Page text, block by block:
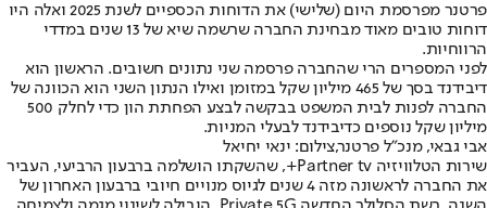
פרטנר מפרסמת היום (שלישי) את הדוחות הכספיים לשנת 2025 ואלה היו
דוחות טובים מאוד מבחינת החברה שרשמה שיא של 13 שנים במדדי
הרווחיות.
לפני המספרים הרי שהחברה פרסמה שני נתונים חשובים. הראשון הוא
דיבידנד בסך של 465 מיליון שקל במזומן ואילו הנתון השני הוא הכוונה של
החברה לפנות לבית המשפט בבקשה לבצע הפחתת הון כדי לחלק 500
מיליון שקל נוספים כדיבידנד לבעלי המניות.
אבי גבאי, מנכ"ל פרטנר,צילום: ינאי יחיאל
שירות הטלוויזיה Partner tv+, שהשקתו הושלמה ברבעון הרביעי, העביר
את החברה לראשונה מזה 4 שנים לגיוס מנויים חיובי ברבעון האחרון של